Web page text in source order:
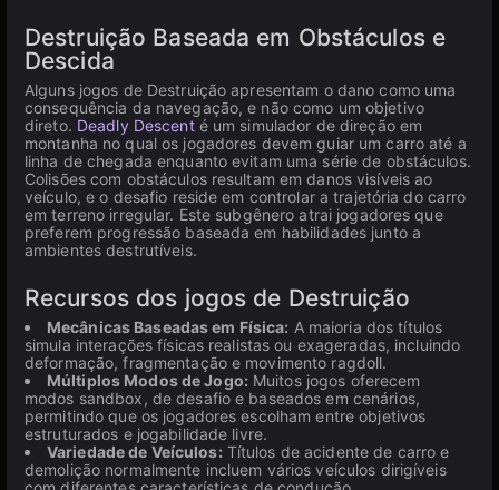
Destruição Baseada em Obstáculos e
Descida
Alguns jogos de Destruição apresentam o dano como uma
consequência da navegação, e não como um objetivo
direto. Deadly Descenté um simulador de direção em
montanha no qual os jogadores devem guiar um carro até a
linha de chegada enquanto evitam uma série de obstáculos.
Colisões com obstáculos resultam em danos visíveis ao
veículo, e o desafio reside em controlar a trajetória do carro
em terreno irregular. Este subgênero atrai jogadores que
preferem progressão baseada em habilidades junto a
ambientes destrutíveis.
Recursos dos jogos de Destruição
Mecânicas Baseadas em Física: A maioria dos títulos
simula interações físicas realistas ou exageradas, incluindo
deformação, fragmentação e movimento ragdoll.
Múltiplos Modos de Jogo: Muitos jogos oferecem
modos sandbox, de desafio e baseados em cenários,
permitindo que os jogadores escolham entre objetivos
estruturados e jogabilidade livre.
Variedade de Veículos: Títulos de acidente de carro e
demolição normalmente incluem vários veículos dirigíveis